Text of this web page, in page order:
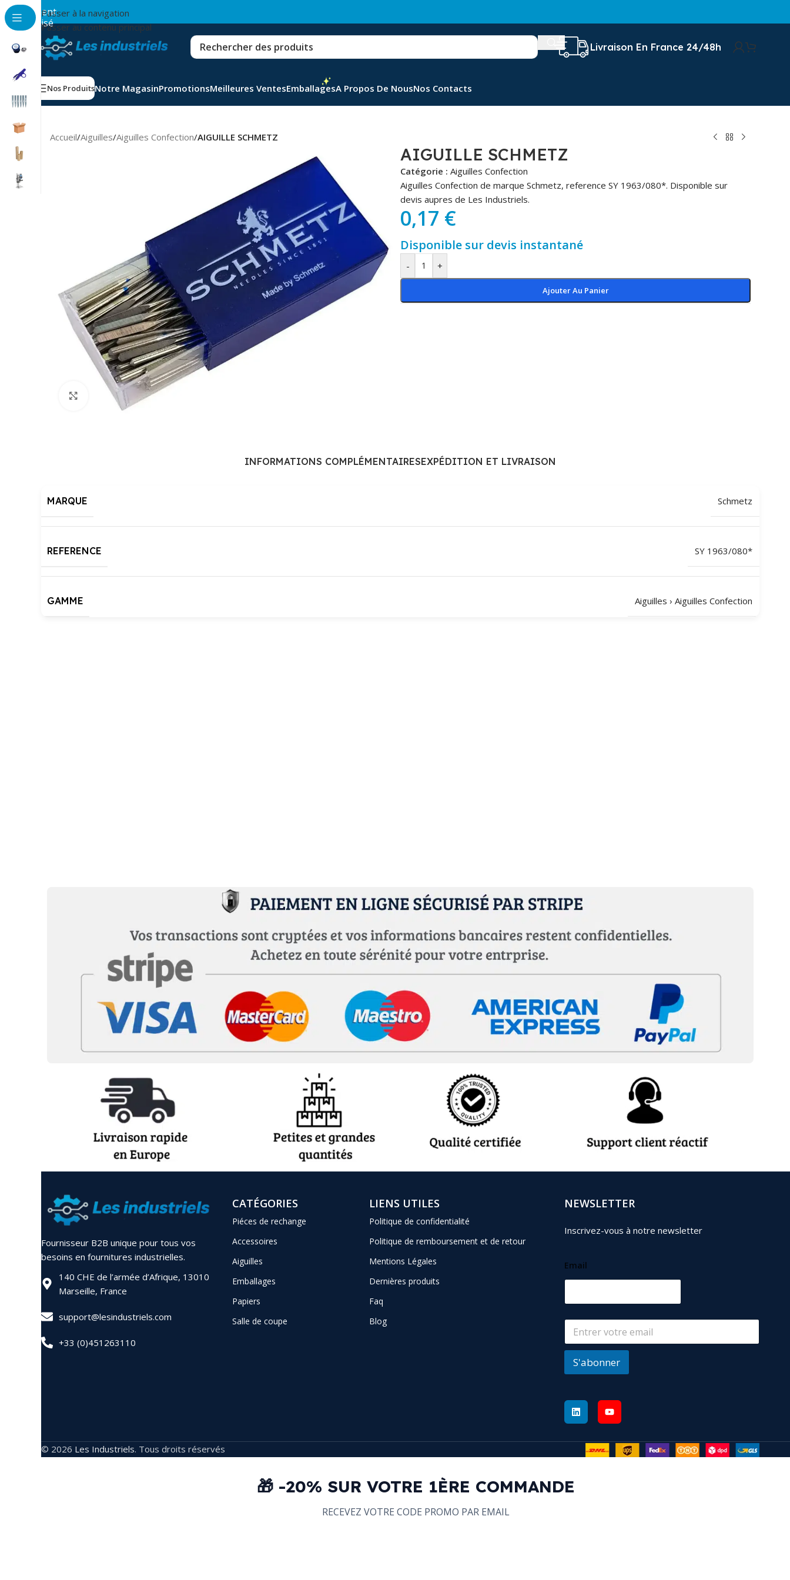
Passer à la navigation
Passer au contenu principal
Paiement
sécurisé
Livraison En France 24/48h
Nos ProduitsNotre MagasinPromotionsMeilleures VentesEmballagesA Propos De NousNos Contacts
Accueil/Aiguilles/Aiguilles Confection/AIGUILLE SCHMETZ
Cliquez pour agrandir
AIGUILLE SCHMETZ
Catégorie : Aiguilles Confection
Aiguilles Confection de marque Schmetz, reference SY 1963/080*. Disponible sur
devis aupres de Les Industriels.
0,17 €
Disponible sur devis instantané
- +
Ajouter Au Panier
INFORMATIONS COMPLÉMENTAIRESEXPÉDITION ET LIVRAISON
MARQUE Schmetz
REFERENCE SY 1963/080*
GAMME Aiguilles › Aiguilles Confection
Fournisseur B2B unique pour tous vos
besoins en fournitures industrielles.
140 CHE de l’armée d’Afrique, 13010
Marseille, France
support@lesindustriels.com
+33 (0)451263110
CATÉGORIES
Piéces de rechange
Accessoires
Aiguilles
Emballages
Papiers
Salle de coupe
LIENS UTILES
Politique de confidentialité
Politique de remboursement et de retour
Mentions Légales
Dernières produits
Faq
Blog
NEWSLETTER
Inscrivez-vous à notre newsletter
Email
S'abonner
© 2026 Les Industriels. Tous droits réservés
🎁 -20% SUR VOTRE 1ÈRE COMMANDE
RECEVEZ VOTRE CODE PROMO PAR EMAIL